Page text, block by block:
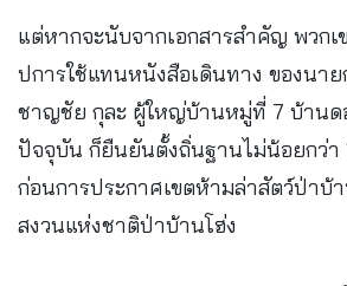
แต่หากจะนับจากเอกสารสำคัญ พวกเ
ปการใช้แทนหนังสือเดินทาง ของนาย
ชาญชัย กุละ ผู้ใหญ่บ้านหมู่ที่ 7 บ้าน
ปัจจุบัน ก็ยืนยันตั้งถิ่นฐานไม่น้อยกว่า
ก่อนการประกาศเขตห้ามล่าสัตว์ป่าบ้
สงวนแห่งชาติป่าบ้านโฮ่ง